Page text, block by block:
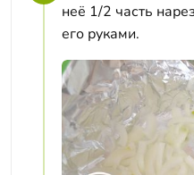
неё 1/2 часть
его руками.